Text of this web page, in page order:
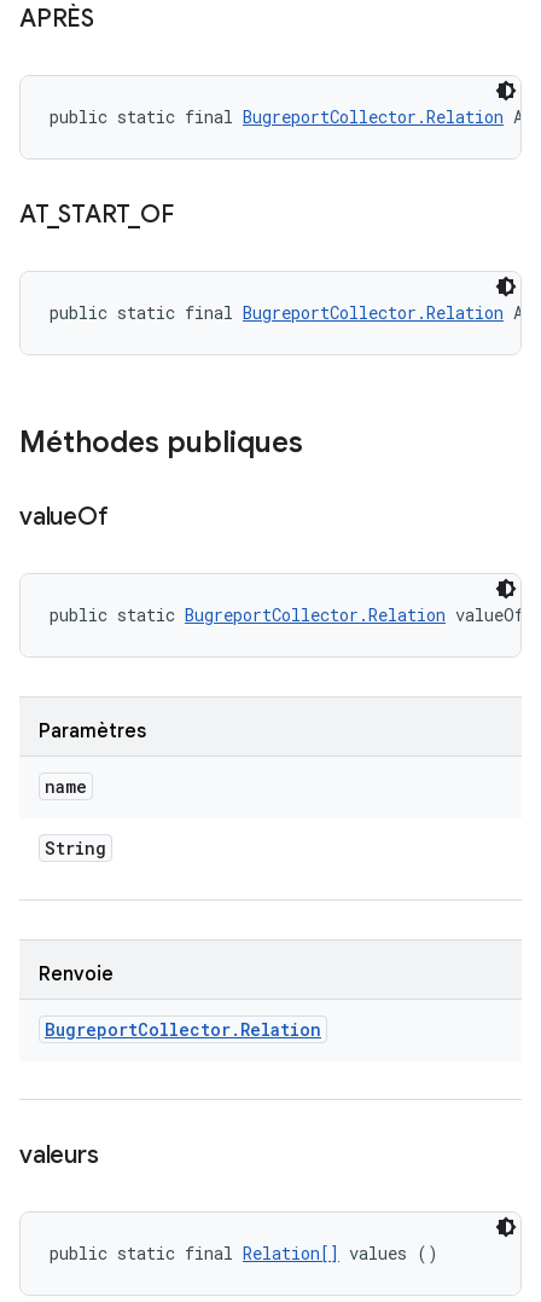
APRÈS
public static final BugreportCollector.Relation
AT_START_ OF
public static final BugreportCollector.Relation
Méthodes publiques
valueOf
public static BugreportCollector.Relation valueOf
Paramètres
name
String
Renvoie
BugreportCollector. Relation
valeurs
public static final Relation[] values ()